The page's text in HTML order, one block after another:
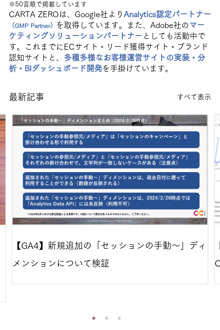
※50音順で掲載しています
CARTA ZEROは、Google社より Analytics認定パートナー
（GMP Partner） を取得しています。また、Adobe社の マー
ケティングソリューションパートナー としても活動中で
す。これまでにECサイト・リード獲得サイト・ブランド
認知サイトと、 多種多様なお客様運営サイトの実装・分
析・BIダッシュボード開発を手掛けています。
最新記事 すべて表示
【GA4】新規追加の「セッションの手動～」ディ
メンションについて検証